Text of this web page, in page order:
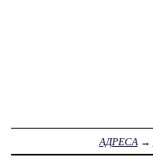
АДРЕСА →